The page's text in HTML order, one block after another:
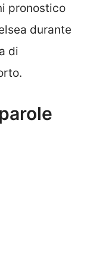
pronostico
durante
di